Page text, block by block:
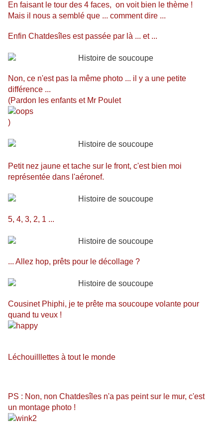
En faisant le tour des 4 faces, on voit bien le thème !
Mais il nous a semblé que ... comment dire ...
Enfin Chatdesîles est passée par là ... et ...
Non, ce n'est pas la même photo ... il y a une petite
différence ...
(Pardon les enfants et Mr Poulet
)
Petit nez jaune et tache sur le front, c'est bien moi
représentée dans l'aéronef.
5, 4, 3, 2, 1 ...
... Allez hop, prêts pour le décollage ?
Cousinet Phiphi, je te prête ma soucoupe volante pour
quand tu veux !
Léchouilllettes à tout le monde
PS : Non, non Chatdesîles n'a pas peint sur le mur, c'est
un montage photo !